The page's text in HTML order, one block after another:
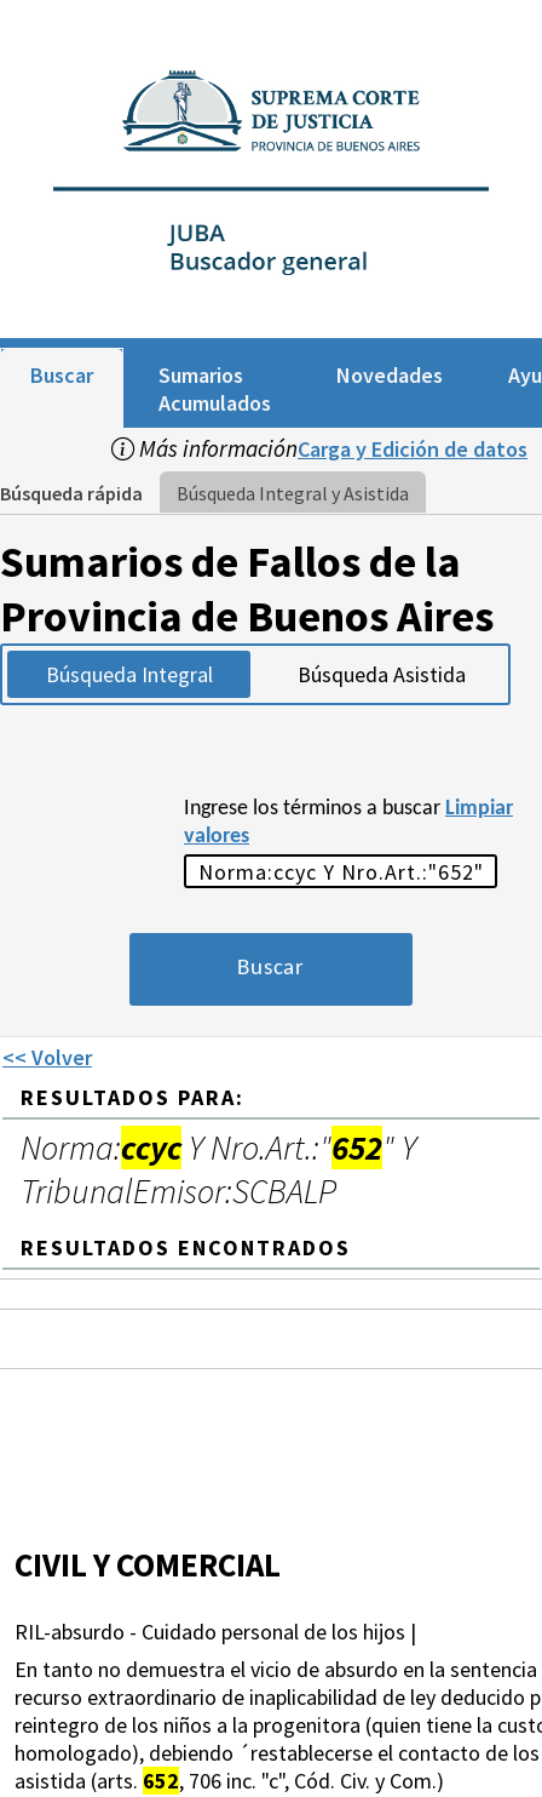
Buscar
Sumarios
Acumulados
Novedades
Más informaciónCarga y Edición de datos
Búsqueda rápida Búsqueda Integral y Asistida
Sumarios de Fallos de la
Provincia de Buenos Aires
Búsqueda Integral Búsqueda Asistida
Ingrese los términos a buscar Limpiar
valores
<< Volver
RESULTADOS PARA:
Norma:ccycY Nro.Art.:"652" Y
TribunalEmisor:SCBALP
RESULTADOS ENCONTRADOS
CIVIL Y COMERCIAL
RIL-absurdo - Cuidado personal de los hijos |
En tanto no demuestra el vicio de absurdo en la
recurso extraordinario de inaplicabilidad de ley
reintegro de los niños a la progenitora (quien tiene la
homologado), debiendo ´restablecerse el contacto de
asistida (arts. 652, 706 inc. "c", Cód. Civ. y Com.)